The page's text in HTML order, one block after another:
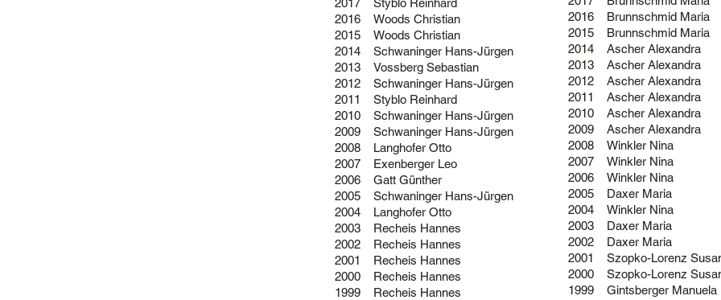
2017
Styblo Reinhard
2016
Woods Christian
2015
Woods Christian
2014
Schwaninger Hans-Jürgen
2013
Vossberg Sebastian
2012
Schwaninger Hans-Jürgen
2011
Styblo Reinhard
2010
Schwaninger Hans-Jürgen
2009
Schwaninger Hans-Jürgen
2008
Langhofer Otto
2007
Exenberger Leo
2006
Gatt Günther
2005
Schwaninger Hans-Jürgen
2004
Langhofer Otto
2003
Recheis Hannes
2002
Recheis Hannes
2001
Recheis Hannes
2000
Recheis Hannes
1999
Recheis Hannes
2016
Brunnschmid Maria
2015
Brunnschmid Maria
2014
Ascher Alexandra
2013
Ascher Alexandra
2012
Ascher Alexandra
2011
Ascher Alexandra
2010
Ascher Alexandra
2009
Ascher Alexandra
2008
Winkler Nina
2007
Winkler Nina
2006
Winkler Nina
2005
Daxer Maria
2004
Winkler Nina
2003
Daxer Maria
2002
Daxer Maria
2001
Szopko-Lorenz
2000
Szopko-Lorenz
1999
Gintsberger Manuela